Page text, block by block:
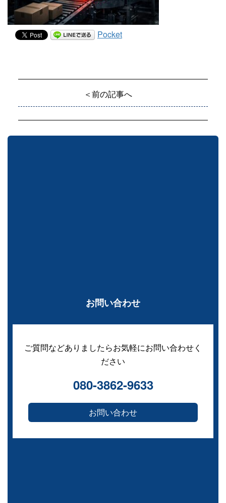
Pocket
＜前の記事へ
お問い合わせ
ご質問などありましたらお気軽にお問い合わせく
ださい
080-3862-9633
お問い合わせ